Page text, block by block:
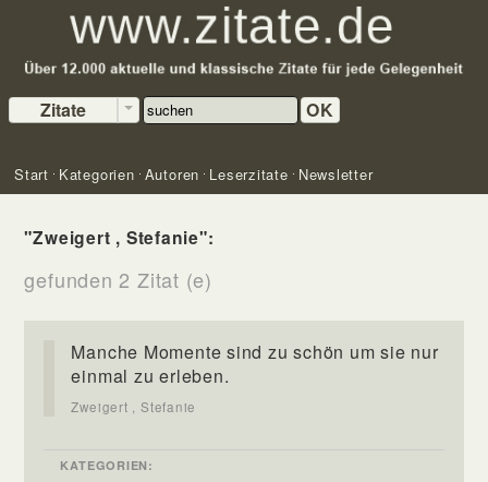
Zitate OK
Start Kategorien Autoren Leserzitate Newsletter
"Zweigert , Stefanie":
gefunden 2 Zitat (e)
Manche Momente sind zu schön um sie nur
einmal zu erleben.
Zweigert , Stefanie
KATEGORIEN: